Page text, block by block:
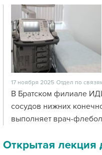
17 ноября 2025 Отдел по
В Братском филиале
сосудов нижних
выполняет врач-
Открытая